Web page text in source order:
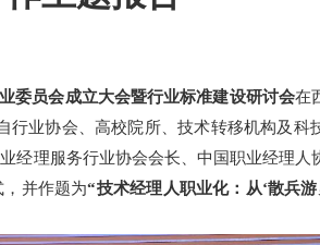
委员会成立大会暨行业标准建设研讨会在
行业协会、高校院所、技术转移机构及科
经理服务行业协会会长、中国职业经理人
，并作题为“技术经理人职业化：从‘散兵游